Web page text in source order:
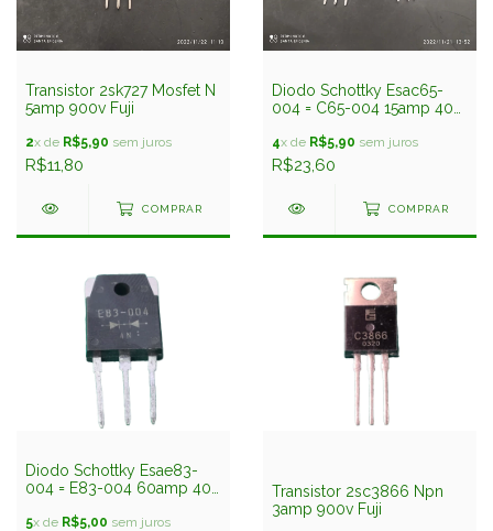
Transistor 2sk727 Mosfet N
5amp 900v Fuji
2x de R$5,90 sem juros
R$11,80
COMPRAR
Diodo Schottky Esac65-
004 = C65-004 15amp 40v
4x de R$5,90 sem juros
R$23,60
COMPRAR
Diodo Schottky Esae83-
004 = E83-004 60amp 40v
5x de R$5,00 sem juros
Transistor 2sc3866 Npn
3amp 900v Fuji